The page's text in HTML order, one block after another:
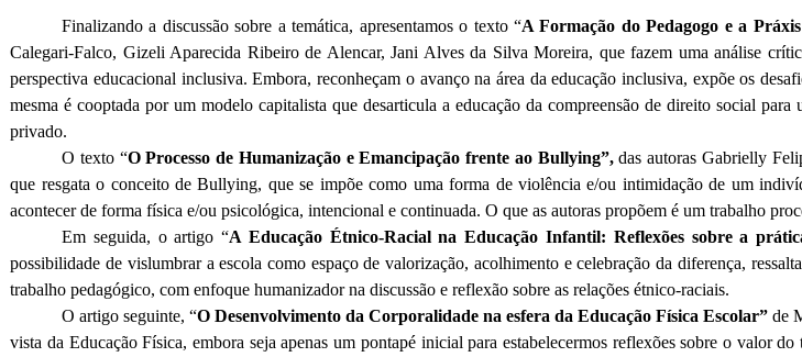
Finalizando a discussão sobre a temática, apresentamos o texto “A Formação do Pedagogo e a
Calegari-Falco, Gizeli Aparecida Ribeiro de Alencar, Jani Alves da Silva Moreira, que fazem uma análise
perspectiva educacional inclusiva. Embora, reconheçam o avanço na área da educação inclusiva, expõe os
mesma é cooptada por um modelo capitalista que desarticula a educação da compreensão de direito social
privado.
O texto “O Processo de Humanização e Emancipação frente ao Bullying”,das autoras Gabrielly
que resgata o conceito de Bullying, que se impõe como uma forma de violência e/ou intimidação de um
acontecer de forma física e/ou psicológica, intencional e continuada. O que as autoras propõem é um trabalho
Em seguida, o artigo “A Educação Étnico-Racial na Educação Infantil: Reflexões sobre a
possibilidade de vislumbrar a escola como espaço de valorização, acolhimento e celebração da diferença,
trabalho pedagógico, com enfoque humanizador na discussão e reflexão sobre as relações étnico-raciais.
O artigo seguinte, “O Desenvolvimento da Corporalidade na esfera da Educação Física Escolar”de
vista da Educação Física, embora seja apenas um pontapé inicial para estabelecermos reflexões sobre o valor